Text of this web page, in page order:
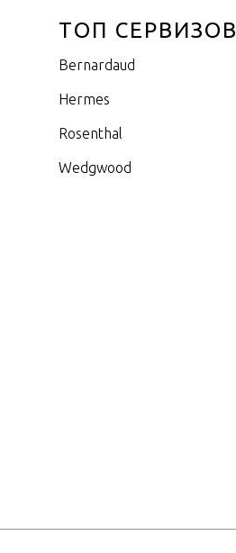
ТОП СЕРВИЗОВ
Bernardaud
Hermes
Rosenthal
Wedgwood